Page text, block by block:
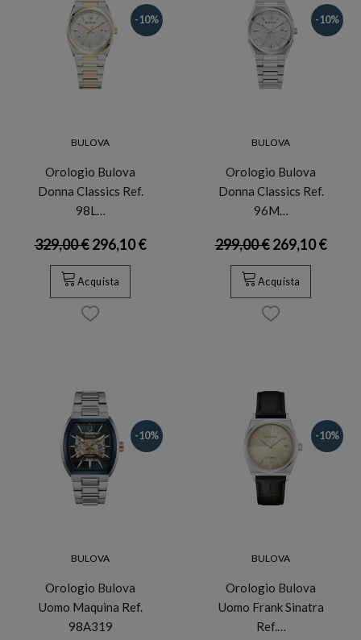
-10%
BULOVA
Orologio Bulova
Donna Classics Ref.
98L…
329,00 €296,10 €
Acquista
-10%
BULOVA
Orologio Bulova
Donna Classics Ref.
96M…
299,00 €269,10 €
Acquista
-10%
BULOVA
Orologio Bulova
Uomo Maquina Ref.
98A319
-10%
BULOVA
Orologio Bulova
Uomo Frank Sinatra
Ref.…